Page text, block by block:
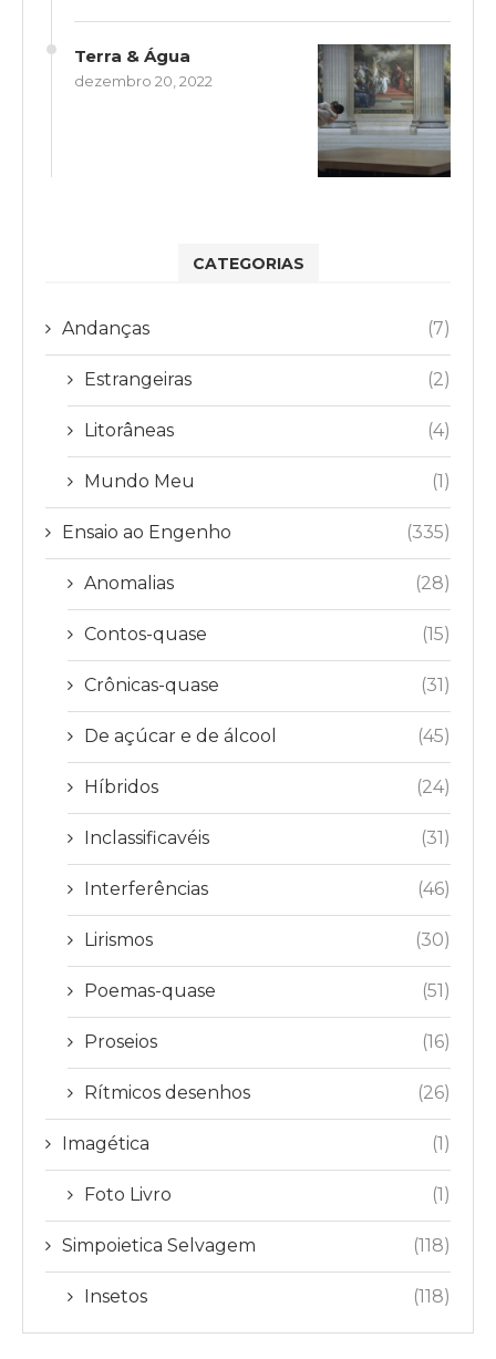
Terra & Água
dezembro 20, 2022
CATEGORIAS
Andanças (7)
Estrangeiras (2)
Litorâneas (4)
Mundo Meu (1)
Ensaio ao Engenho (335)
Anomalias (28)
Contos-quase (15)
Crônicas-quase (31)
De açúcar e de álcool (45)
Híbridos (24)
Inclassificavéis (31)
Interferências (46)
Lirismos (30)
Poemas-quase (51)
Proseios (16)
Rítmicos desenhos (26)
Imagética (1)
Foto Livro (1)
Simpoietica Selvagem (118)
Insetos (118)